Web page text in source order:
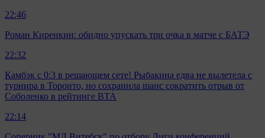
22:46
Роман Киренкин: обидно упускать три очка в матче с БАТЭ
22:32
Камбэк с 0:3 в решающем сете! Рыбакина едва не вылетела с
турнира в Торонто, но сохранила шанс сократить отрыв от
Соболенко в рейтинге ВТА
22:14